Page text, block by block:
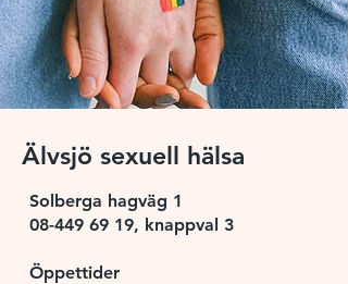
Älvsjö sexuell hälsa
Solberga hagväg 1
08-449 69 19, knappval 3
Öppettider